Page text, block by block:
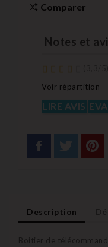
Comparer
Notes et
Voir répartition
LIRE AVIS
Description
Boitier de